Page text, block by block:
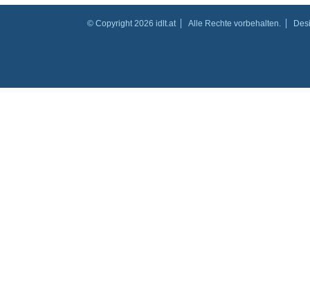
© Copyright 2026 idlt.at Alle Rechte vorbehalten.